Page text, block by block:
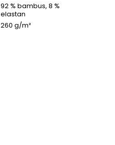
92 % bambus, 8 %
elastan
260 g/m²